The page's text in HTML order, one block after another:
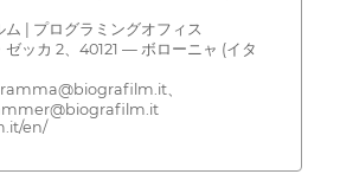
ム | プログラミングオフィス
ゼッカ 2、40121 — ボローニャ (イタ
、
en/